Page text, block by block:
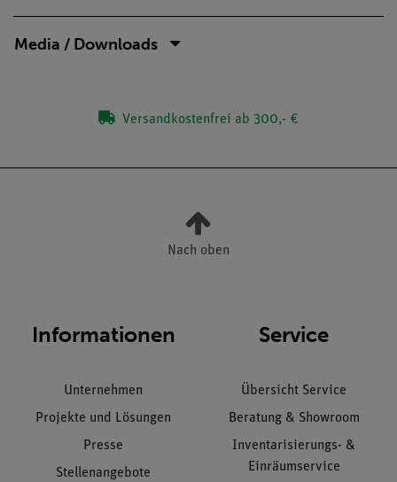
Media / Downloads
Versandkostenfrei ab 300,- €
Nach oben
Informationen
Unternehmen
Projekte und Lösungen
Presse
Stellenangebote
Service
Übersicht Service
Beratung & Showroom
Inventarisierungs- &
Einräumservice